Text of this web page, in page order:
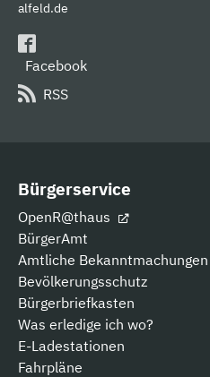
alfeld.de
Facebook
RSS
Bürgerservice
OpenR@thaus
BürgerAmt
Amtliche Bekanntmachungen
Bevölkerungsschutz
Bürgerbriefkasten
Was erledige ich wo?
E-Ladestationen
Fahrpläne